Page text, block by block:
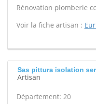
Rénovation plomberie
Voir la fiche artisan :
Sas pittura isolation
Artisan
Département: 20